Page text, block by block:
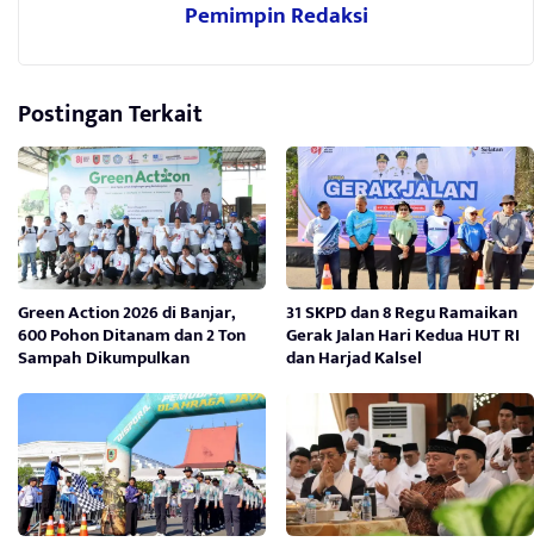
Pemimpin Redaksi
Postingan Terkait
Green Action 2026 di Banjar,
600 Pohon Ditanam dan 2 Ton
Sampah Dikumpulkan
31 SKPD dan 8 Regu Ramaikan
Gerak Jalan Hari Kedua HUT RI
dan Harjad Kalsel